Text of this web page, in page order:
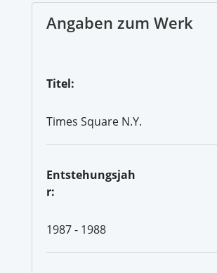
Angaben zum Werk
Titel:
Times Square N.Y.
Entstehungsjah
r:
1987 - 1988